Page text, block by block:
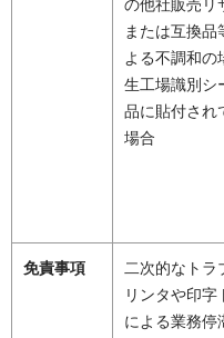
の他社販売リ
または互換品
よる不調和の
生工場識別シ
品に貼付され
場合
免責事項
二次的なトラ
リンタや印字
による業務停